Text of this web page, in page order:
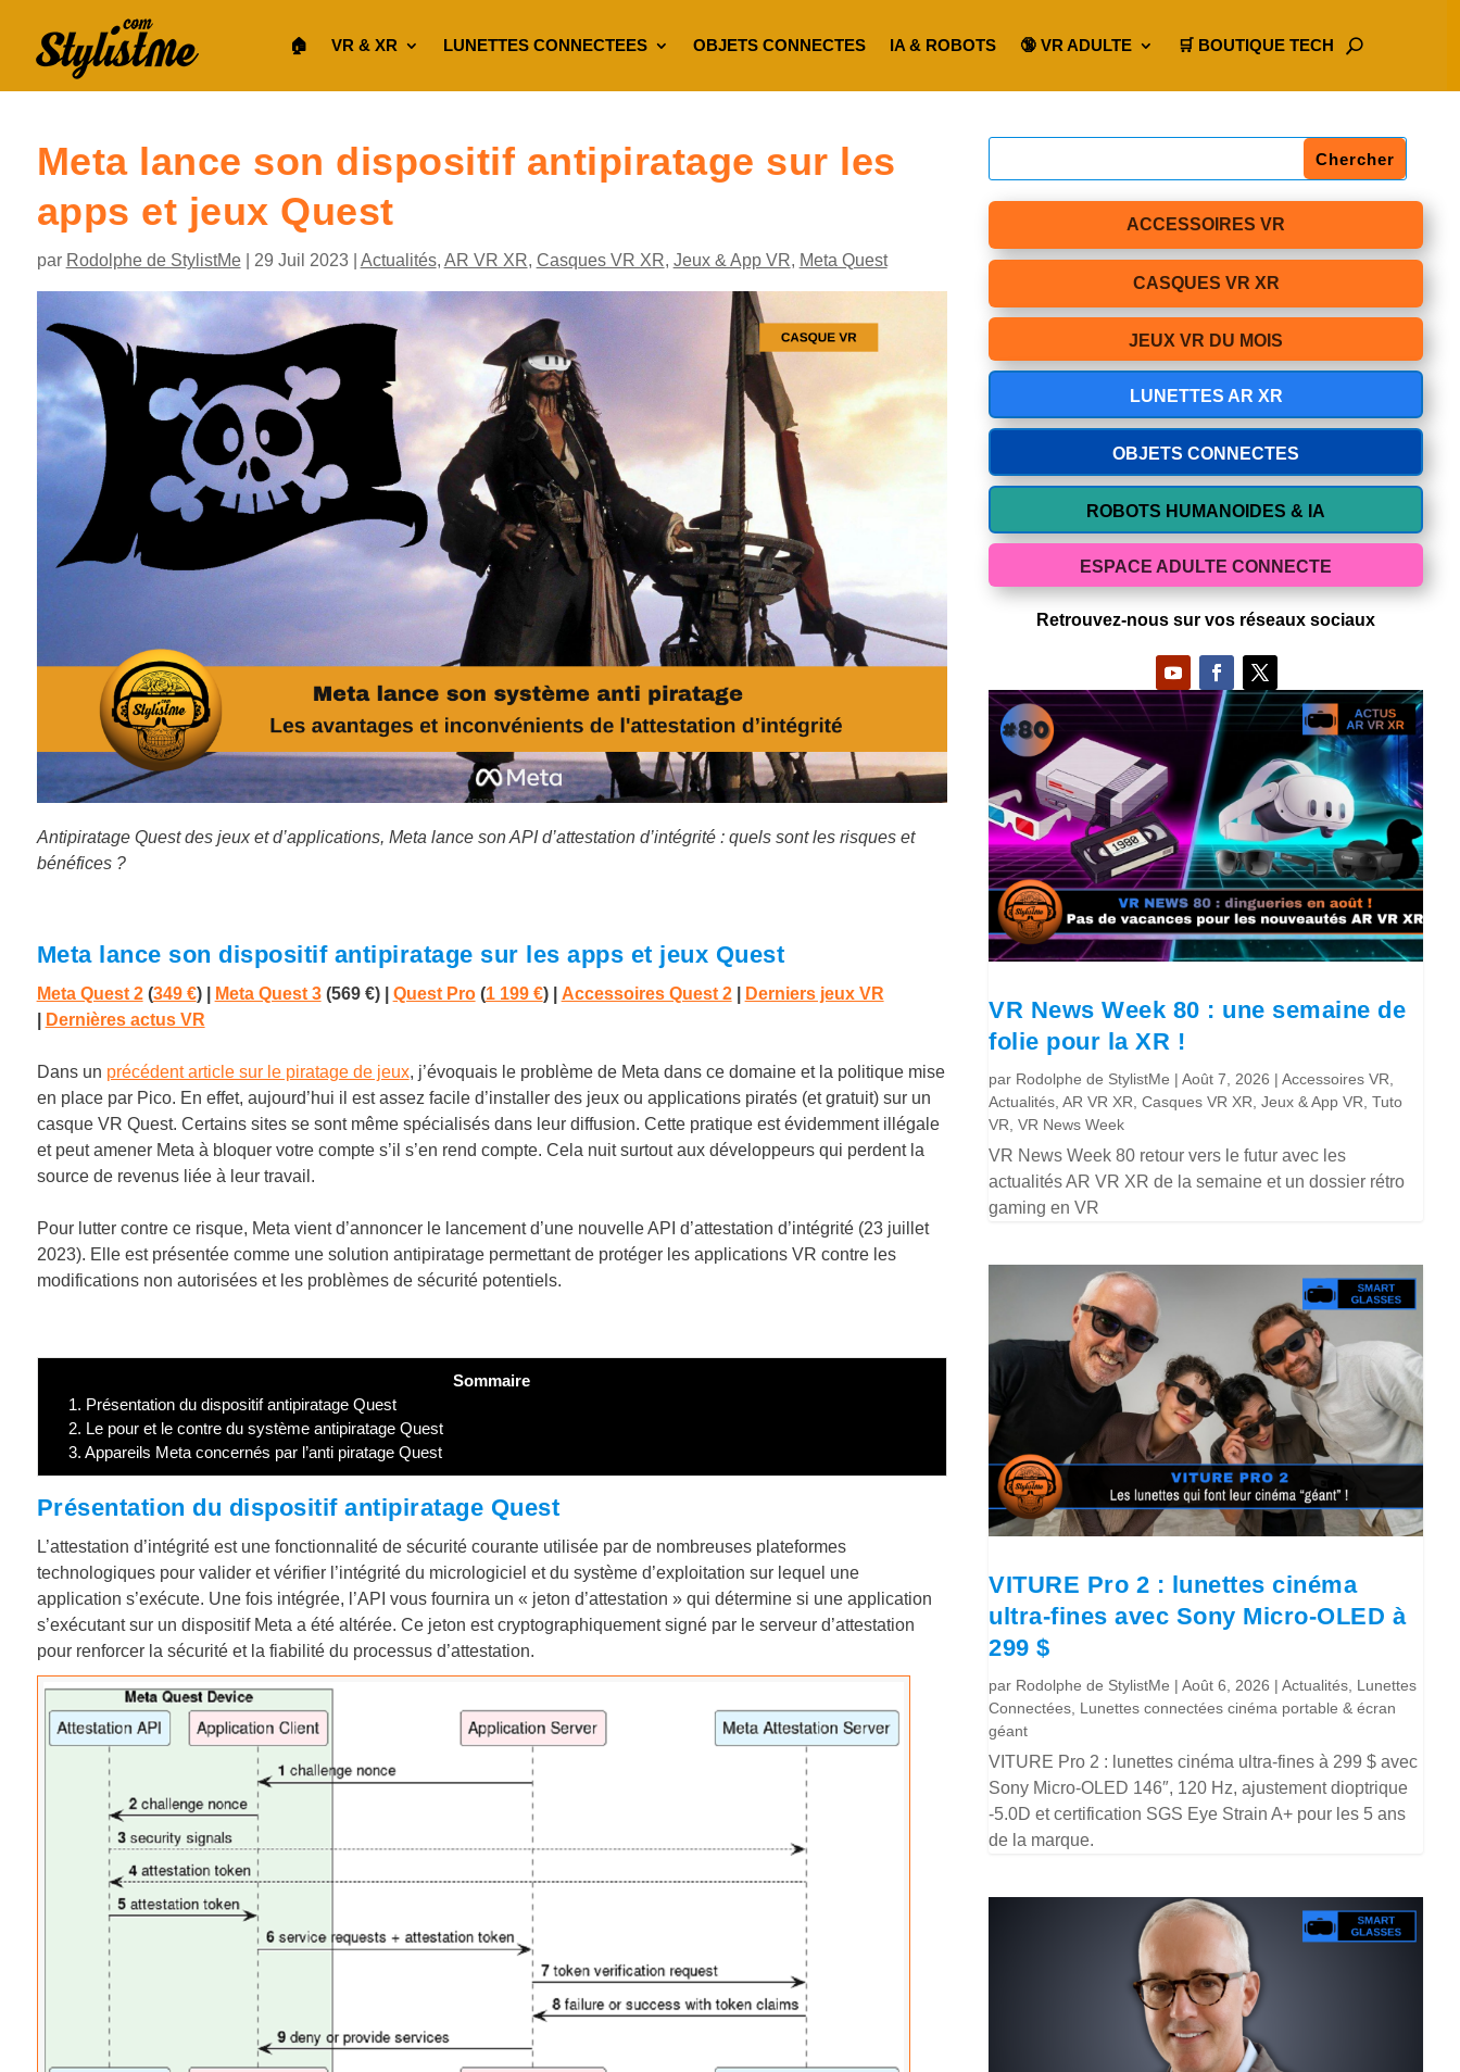
🏠︎ VR & XR LUNETTES CONNECTEES OBJETS CONNECTES IA & ROBOTS 🔞 VR ADULTE 🛒 BOUTIQUE TECH
Meta lance son dispositif antipiratage sur les
apps et jeux Quest
par Rodolphe de StylistMe| 29 Juil 2023| Actualités, AR VR XR, Casques VR XR, Jeux & App VR, Meta Quest
Antipiratage Quest des jeux et d’applications, Meta lance son API d’attestation d’intégrité : quels sont les risques et
bénéfices ?
Meta lance son dispositif antipiratage sur les apps et jeux Quest
Meta Quest 2(349 €) Meta Quest 3(569 €) Quest Pro(1 199 €) | Accessoires Quest 2|
Derniers jeux VR
Dernières actus VR
Dans un précédent article sur le piratage de jeux, j’évoquais le problème de Meta dans ce domaine et la politique mise
en place par Pico. En effet, aujourd’hui il est assez facile d’installer des jeux ou applications piratés (et gratuit) sur un
casque VR Quest. Certains sites se sont même spécialisés dans leur diffusion. Cette pratique est évidemment illégale
et peut amener Meta à bloquer votre compte s’il s’en rend compte. Cela nuit surtout aux développeurs qui perdent la
source de revenus liée à leur travail.
Pour lutter contre ce risque, Meta vient d’annoncer le lancement d’une nouvelle API d’attestation d’intégrité (23 juillet
2023). Elle est présentée comme une solution antipiratage permettant de protéger les applications VR contre les
modifications non autorisées et les problèmes de sécurité potentiels.
Sommaire
1. Présentation du dispositif antipiratage Quest
2. Le pour et le contre du système antipiratage Quest
3. Appareils Meta concernés par l’anti piratage Quest
Présentation du dispositif antipiratage Quest
L’attestation d’intégrité est une fonctionnalité de sécurité courante utilisée par de nombreuses plateformes
technologiques pour valider et vérifier l’intégrité du micrologiciel et du système d’exploitation sur lequel une
application s’exécute. Une fois intégrée, l’API vous fournira un « jeton d’attestation » qui détermine si une application
s’exécutant sur un dispositif Meta a été altérée. Ce jeton est cryptographiquement signé par le serveur d’attestation
pour renforcer la sécurité et la fiabilité du processus d’attestation.
ACCESSOIRES VR
CASQUES VR XR
JEUX VR DU MOIS
LUNETTES AR XR
OBJETS CONNECTES
ROBOTS HUMANOIDES & IA
ESPACE ADULTE CONNECTE
Retrouvez-nous sur vos réseaux sociaux
VR News Week 80 : une semaine de
folie pour la XR !
par Rodolphe de StylistMe |Août 7, 2026 |Accessoires VR
Actualités ,AR VR XR ,Casques VR XR ,Jeux & App VR ,Tuto
VR ,VR News Week
VR News Week 80 retour vers le futur avec les
actualités AR VR XR de la semaine et un dossier rétro
gaming en VR
VITURE Pro 2 : lunettes cinéma
ultra-fines avec Sony Micro-OLED à
299 $
par Rodolphe de StylistMe |Août 6, 2026 |Actualités Lunettes
Connectées Lunettes connectées cinéma portable & écran
géant
VITURE Pro 2 : lunettes cinéma ultra-fines à 299 $ avec
Sony Micro-OLED 146″, 120 Hz, ajustement dioptrique
-5.0D et certification SGS Eye Strain A+ pour les 5 ans
de la marque.